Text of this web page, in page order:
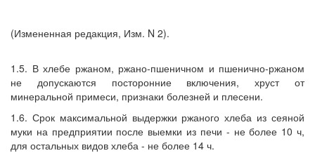
(Измененная редакция, Изм. N 2).
1.5. В хлебе ржаном, ржано-пшеничном и пшенично-ржаном
не допускаются посторонние включения, хруст от
минеральной примеси, признаки болезней и плесени.
1.6. Срок максимальной выдержки ржаного хлеба из сеяной
муки на предприятии после выемки из печи - не более 10 ч,
для остальных видов хлеба - не более 14 ч.